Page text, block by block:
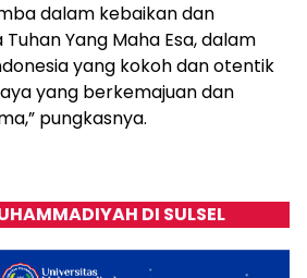
dalam kebaikan dan
Yang Maha Esa, dalam
yang kokoh dan otentik
yang berkemajuan dan
pungkasnya.
DI SULSEL